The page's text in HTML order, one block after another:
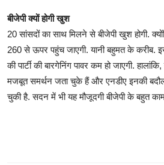
बीजेपी क्‍यों होगी खुश
20 सांसदों का साथ म‍िलने से बीजेपी खुश होगी.
260 से ऊपर पहुंच जाएगी. यानी बहुमत के करीब.
की पार्टी की बारगेन‍िंग पावर कम हो जाएगी.
मजबूत समर्थन जता चुके हैं और एनडीए इनकी
चुकी है. सदन में भी यह मौजूदगी बीजेपी के बहुत